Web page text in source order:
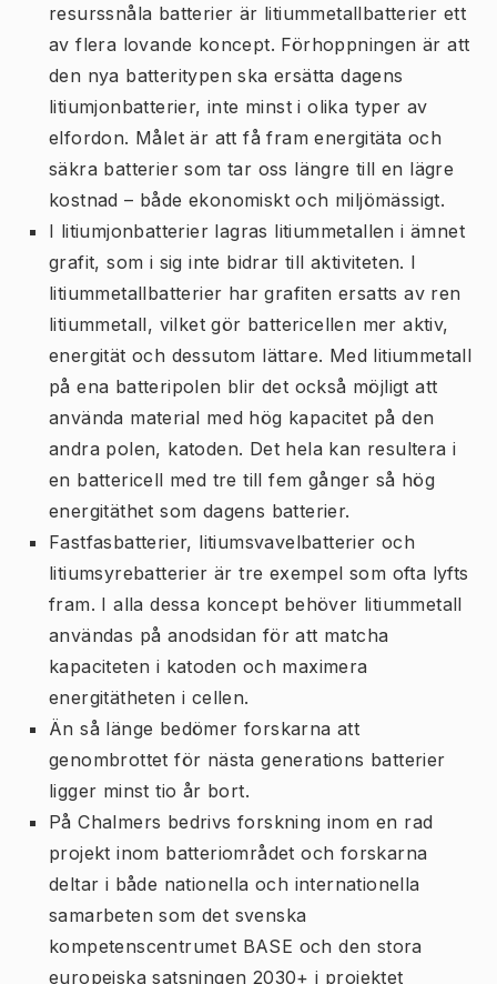
resurssnåla batterier är litiummetallbatterier ett
av flera lovande koncept. Förhoppningen är att
den nya batteritypen ska ersätta dagens
litiumjonbatterier, inte minst i olika typer av
elfordon. Målet är att få fram energitäta och
säkra batterier som tar oss längre till en lägre
kostnad – både ekonomiskt och miljömässigt.
I litiumjonbatterier lagras litiummetallen i ämnet
grafit, som i sig inte bidrar till aktiviteten. I
litiummetallbatterier har grafiten ersatts av ren
litiummetall, vilket gör battericellen mer aktiv,
energität och dessutom lättare. Med litiummetall
på ena batteripolen blir det också möjligt att
använda material med hög kapacitet på den
andra polen, katoden. Det hela kan resultera i
en battericell med tre till fem gånger så hög
energitäthet som dagens batterier.
Fastfasbatterier, litiumsvavelbatterier och
litiumsyrebatterier är tre exempel som ofta lyfts
fram. I alla dessa koncept behöver litiummetall
användas på anodsidan för att matcha
kapaciteten i katoden och maximera
energitätheten i cellen.
Än så länge bedömer forskarna att
genombrottet för nästa generations batterier
ligger minst tio år bort.
På Chalmers bedrivs forskning inom en rad
projekt inom batteriområdet och forskarna
deltar i både nationella och internationella
samarbeten som det svenska
kompetenscentrumet BASE och den stora
europeiska satsningen 2030+ i projektet